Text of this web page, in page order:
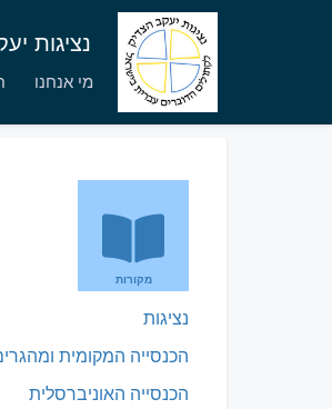
נציגות
מי אנחנו
מקורות
נציגות
הכנסייה המקומית
הכנסייה האוניברסלית